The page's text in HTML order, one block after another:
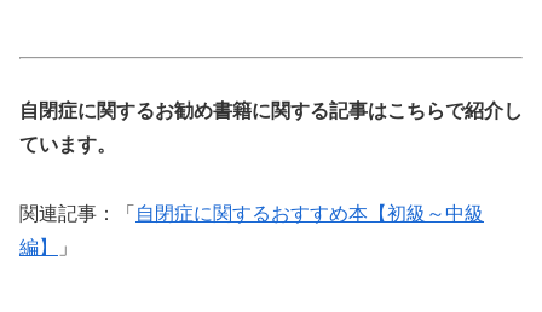
自閉症に関するお勧め書籍に関する記事はこちらで紹介し
ています。
関連記事：「 自閉症に関するおすすめ本【初級～中級
編】
」